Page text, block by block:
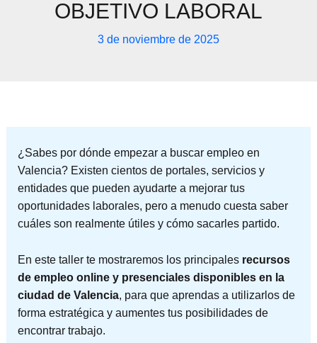
OBJETIVO LABORAL
3 de noviembre de 2025
¿Sabes por dónde empezar a buscar empleo en
Valencia? Existen cientos de portales, servicios y
entidades que pueden ayudarte a mejorar tus
oportunidades laborales, pero a menudo cuesta saber
cuáles son realmente útiles y cómo sacarles partido.
En este taller te mostraremos los principales recursos
de empleo online y presenciales disponibles en la
ciudad de Valencia, para que aprendas a utilizarlos de
forma estratégica y aumentes tus posibilidades de
encontrar trabajo.